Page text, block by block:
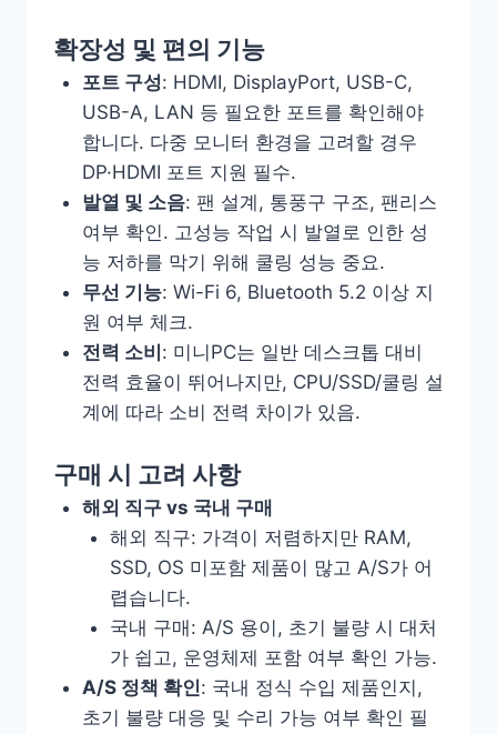
확장성 및 편의 기능
포트 구성: HDMI, DisplayPort, USB-C,
USB-A, LAN 등 필요한 포트를 확인해야
합니다. 다중 모니터 환경을 고려할 경우
DP·HDMI 포트 지원 필수.
발열 및 소음: 팬 설계, 통풍구 구조, 팬리스
여부 확인. 고성능 작업 시 발열로 인한 성
능 저하를 막기 위해 쿨링 성능 중요.
무선 기능: Wi-Fi 6, Bluetooth 5.2 이상 지
원 여부 체크.
전력 소비 : 미니PC는 일반 데스크톱 대비
전력 효율이 뛰어나지만, CPU/SSD/쿨링 설
계에 따라 소비 전력 차이가 있음.
구매 시 고려 사항
해외 직구 vs 국내 구매
해외 직구: 가격이 저렴하지만 RAM,
SSD, OS 미포함 제품이 많고 A/S가 어
렵습니다.
국내 구매: A/S 용이, 초기 불량 시 대처
가 쉽고, 운영체제 포함 여부 확인 가능.
A/S 정책 확인: 국내 정식 수입 제품인지,
초기 불량 대응 및 수리 가능 여부 확인 필